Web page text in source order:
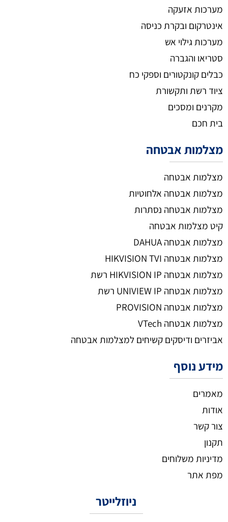
מערכות אזעקה
אינטרקום ובקרת כניסה
מערכות גילוי אש
סטריאו והגברה
כבלים קונקטורים וספקי כח
ציוד רשת ותקשורת
מקרנים ומסכים
בית חכם
מצלמות אבטחה
מצלמות אבטחה
מצלמות אבטחה אלחוטיות
מצלמות אבטחה נסתרות
קיט מצלמות אבטחה
מצלמות אבטחה DAHUA
מצלמות אבטחה HIKVISION TVI
מצלמות אבטחה HIKVISION IP רשת
מצלמות אבטחה UNIVIEW IP רשת
מצלמות אבטחה PROVISION
מצלמות אבטחה VTech
אביזרים ודיסקים קשיחים למצלמות אבטחה
מידע נוסף
מאמרים
אודות
צור קשר
תקנון
מדיניות משלוחים
מפת אתר
ניוזלייטר